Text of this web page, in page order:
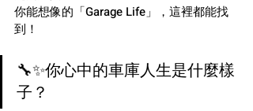
你能想像的「Garage Life」，這裡都能找
到！
🔧✨你心中的車庫人生是什麼樣
子？